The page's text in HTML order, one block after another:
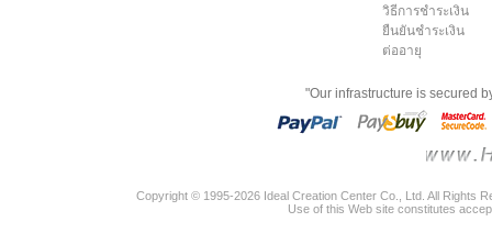
วิธีการชำระเงิน
ยืนยันชำระเงิน
ต่ออายุ
"Our infrastructure is secured
Copyright © 1995-2026 Ideal Creation Center Co., Ltd. All Rights
Use of this Web site constitutes